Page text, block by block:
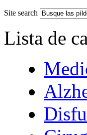
Site search
Lista de